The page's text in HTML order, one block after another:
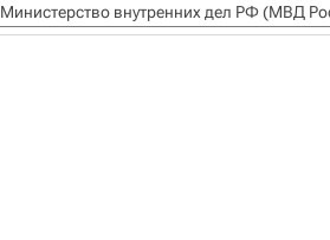
Министерство внутренних дел РФ (МВД